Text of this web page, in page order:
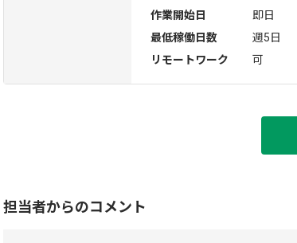
作業開始日
即日
最低稼働日数
週5日
リモートワーク
可
担当者からのコメント